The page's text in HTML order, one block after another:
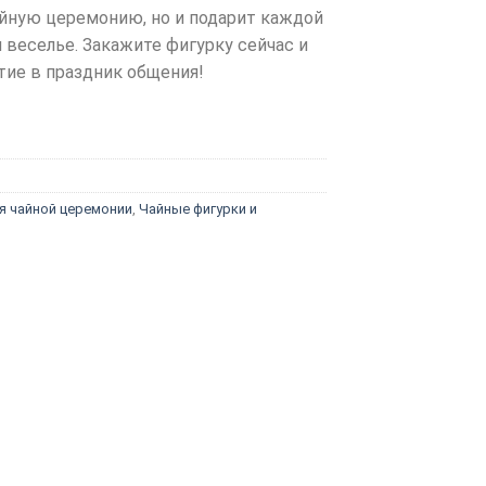
церемонию, но и подарит каждой
Закажите фигурку сейчас и
в праздник общения!
чайной церемонии Чайные фигурки и